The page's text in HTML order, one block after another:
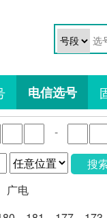
电信选号
-
搜
广电